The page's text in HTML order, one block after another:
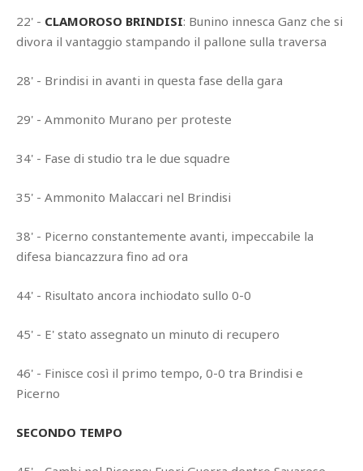
22' - CLAMOROSO BRINDISI: Bunino innesca Ganz che si
divora il vantaggio stampando il pallone sulla traversa
28' - Brindisi in avanti in questa fase della gara
29' - Ammonito Murano per proteste
34' - Fase di studio tra le due squadre
35' - Ammonito Malaccari nel Brindisi
38' - Picerno constantemente avanti, impeccabile la
difesa biancazzura fino ad ora
44' - Risultato ancora inchiodato sullo 0-0
45' - E' stato assegnato un minuto di recupero
46' - Finisce così il primo tempo, 0-0 tra Brindisi e
Picerno
SECONDO TEMPO